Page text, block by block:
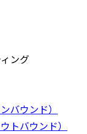
ング
バウンド）
トバウンド）